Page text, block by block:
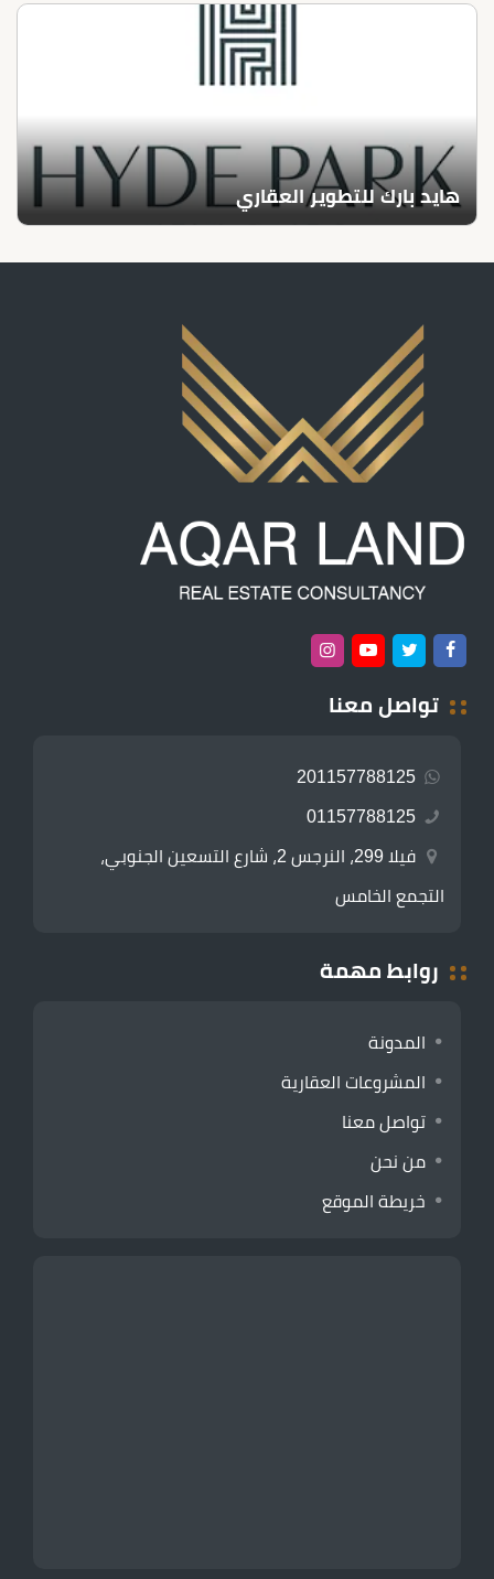
هايد بارك للتطوير العقاري
تواصل معنا
201157788125
01157788125
فيلا 299، النرجس 2، شارع التسعين الجنوبي،
التجمع الخامس
روابط مهمة
المدونة
المشروعات العقارية
تواصل معنا
من نحن
خريطة الموقع